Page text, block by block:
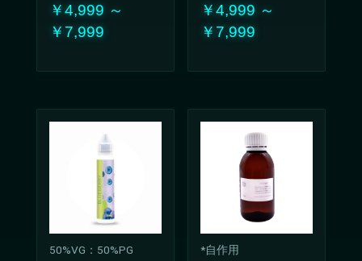
わい
￥4,999 ～
￥7,999
￥4,999 ～
￥7,999
50%VG：50%PG *自作用